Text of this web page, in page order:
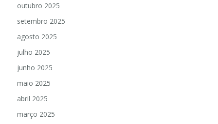
outubro 2025
setembro 2025
agosto 2025
julho 2025
junho 2025
maio 2025
abril 2025
março 2025